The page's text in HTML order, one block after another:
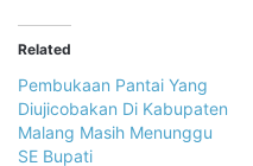
Related
Pembukaan Pantai Yang
Diujicobakan Di Kabupaten
Malang Masih Menunggu
SE Bupati